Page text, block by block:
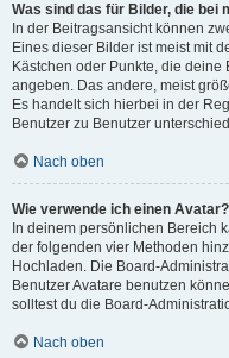
Was sind das für Bilder, die bei
In der Beitragsansicht können
Eines dieser Bilder ist meist mit
Kästchen oder Punkte, die
angeben. Das andere, meist
Es handelt sich hierbei in der
Benutzer zu Benutzer
Nach oben
Wie verwende ich einen Avatar?
In deinem persönlichen Bereich
der folgenden vier Methoden
Hochladen. Die Board-
Benutzer Avatare benutzen
solltest du die Board-
Nach oben